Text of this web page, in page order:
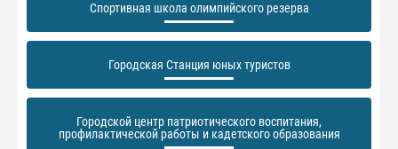
Спортивная школа олимпийского резерва
Городская Станция юных туристов
Городской центр патриотического воспитания,
профилактической работы и кадетского образования